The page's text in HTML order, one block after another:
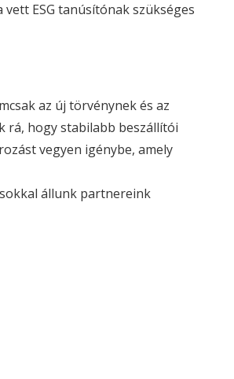
vett ESG tanúsítónak szükséges
az új törvénynek és az
rá, hogy stabilabb beszállítói
vegyen igénybe, amely
állunk partnereink